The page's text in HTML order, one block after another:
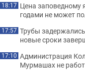
18:17 Цена заповедному
годами не может
17:57 Трубы
новые сроки
17:10 Администрация
Мурмашах не